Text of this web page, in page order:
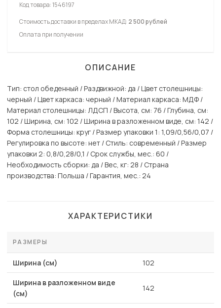
Код товара:1546197
Стоимость доставки в пределах МКАД: 2 500 рублей
Оплата при получении
ОПИСАНИЕ
Тип: стол обеденный / Раздвижной: да / Цвет столешницы:
черный / Цвет каркаса: черный / Материал каркаса: МДФ /
Материал столешницы: ЛДСП / Высота, см: 76 / Глубина, см:
102 / Ширина, см: 102 / Ширина в разложенном виде, см: 142 /
Форма столешницы: круг / Размер упаковки 1: 1,09/0,56/0,07 /
Регулировка по высоте: нет / Стиль: современный / Размер
упаковки 2: 0,8/0,28/0,1 / Срок службы, мес.: 60 /
Необходимость сборки: да / Вес, кг: 28 / Страна
производства: Польша / Гарантия, мес.: 24
ХАРАКТЕРИСТИКИ
РАЗМЕРЫ
Ширина (см) 102
Ширина в разложенном виде
(см)
142